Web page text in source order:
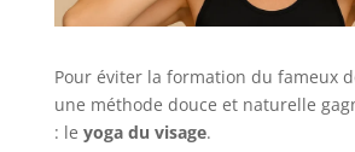
Pour éviter la formation du fameux
une méthode douce et naturelle
: le yoga du visage.